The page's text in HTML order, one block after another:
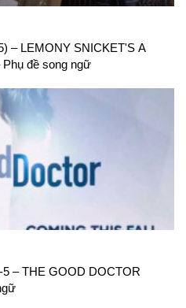
– LEMONY SNICKET'S A
đề song ngữ
– THE GOOD DOCTOR